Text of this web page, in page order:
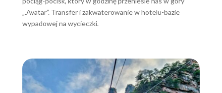
„.Avatar”. Transfer i zakwaterowanie w hotelu-bazie
wypadowej na wycieczki.